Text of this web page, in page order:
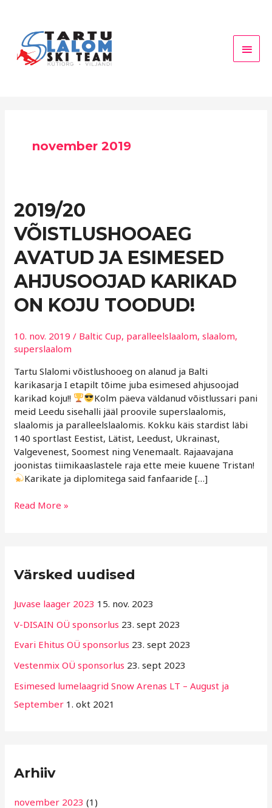
content
november 2019
2019/20
VÕISTLUSHOOAEG
AVATUD JA ESIMESED
AHJUSOOJAD KARIKAD
ON KOJU TOODUD!
10. nov. 2019/ Baltic Cup, paralleelslaalom,slaalom,
superslaalom
Tartu Slalomi võistlushooeg on alanud ja Balti
karikasarja I etapilt tõime juba esimesed ahjusoojad
karikad koju!!
Kolm päeva väldanud võistlussari pani
meid Leedu sisehalli jääl proovile superslaalomis,
slaalomis ja paralleelslaalomis. Kokku käis stardist läbi
140 sportlast Eestist, Lätist, Leedust, Ukrainast,
Valgevenest, Soomest ning Venemaalt. Rajaavajana
joonistas tiimikaaslastele raja ette meie kuuene Tristan!
Karikate ja diplomitega said fanfaaride […]
2019/20
VÕISTLUSHOOAEG
AVATUD
JA
ESIMESED
KARIKAD
ON
KOJU
Read More »
Värsked uudised
Juvase laager 2023 15. nov. 2023
V-DISAIN OÜ sponsorlus 23. sept 2023
Evari Ehitus OÜ sponsorlus 23. sept 2023
Vestenmix OÜ sponsorlus 23. sept 2023
Esimesed lumelaagrid Snow Arenas LT – August ja
September 1. okt 2021
Arhiiv
november 2023 (1)
u
r
i
i
g
i
d